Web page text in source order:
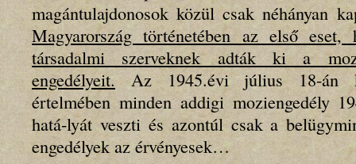
magántulajdonosok közül csak néhányan
Magyarország történetében az első
társadalmi szerveknek adták ki a
engedélyeit.Az 1945.évi július 18-án
értelmében minden addigi moziengedély
hatá-lyát veszti és azontúl csak a
engedélyek az érvényesek…